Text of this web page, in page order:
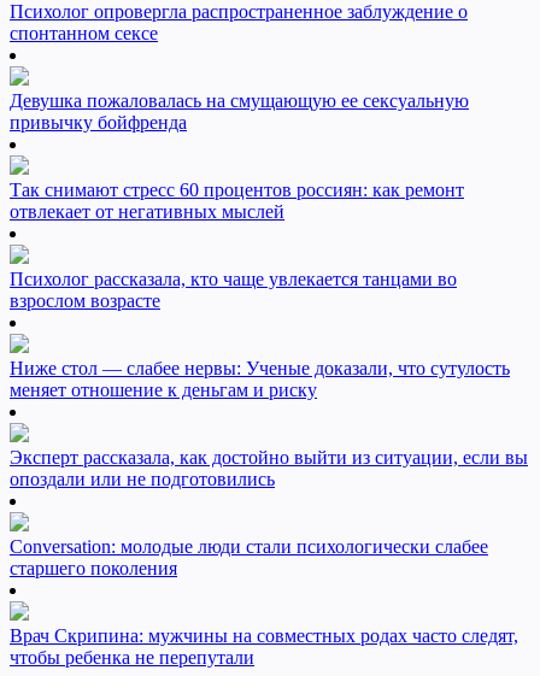
Психолог опровергла распространенное заблуждение о
спонтанном сексе
Девушка пожаловалась на смущающую ее сексуальную
привычку бойфренда
Так снимают стресс 60 процентов россиян: как ремонт
отвлекает от негативных мыслей
Психолог рассказала, кто чаще увлекается танцами во
взрослом возрасте
Ниже стол — слабее нервы: Ученые доказали, что сутулость
меняет отношение к деньгам и риску
Эксперт рассказала, как достойно выйти из ситуации, если вы
опоздали или не подготовились
Conversation: молодые люди стали психологически слабее
старшего поколения
Врач Скрипина: мужчины на совместных родах часто следят,
чтобы ребенка не перепутали